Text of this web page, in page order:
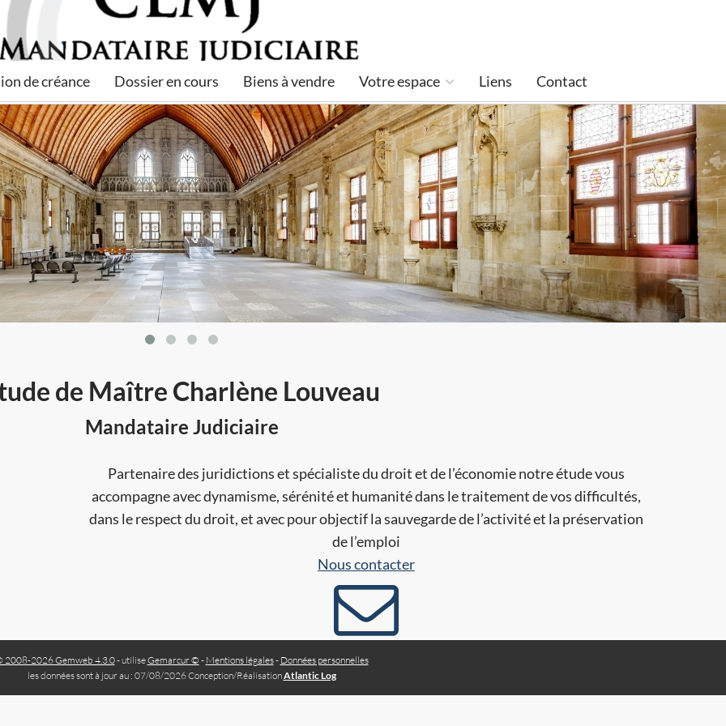
de créance Dossier en cours Biens à vendre Votre espace Liens Contact
de Maître Charlène Louveau
Mandataire Judiciaire
Partenaire des juridictions et spécialiste du droit et de l’économie notre étude vous
accompagne avec dynamisme, sérénité et humanité dans le traitement de vos difficultés,
dans le respect du droit, et avec pour objectif la sauvegarde de l’activité et la préservation
de l’emploi
Nous contacter
2008-2026 Gemweb 4.3.0- utiliseGemarcur © - Mentions légales- Données personnelles
les données sont à jour au : 07/08/2026 Conception/RéalisationAtlantic Log